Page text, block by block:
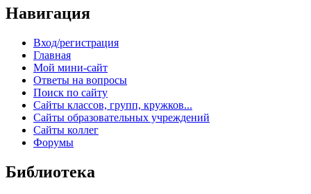
Навигация
Вход/регистрация
Главная
Мой мини-сайт
Ответы на вопросы
Поиск по сайту
Сайты классов, групп, кружков...
Сайты образовательных учреждений
Сайты коллег
Форумы
Библиотека